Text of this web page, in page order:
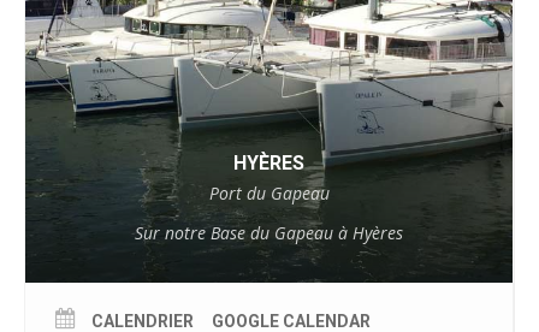
HYÈRES
Port du Gapeau
Sur notre Base du Gapeau à Hyères
CALENDRIER GOOGLE CALENDAR